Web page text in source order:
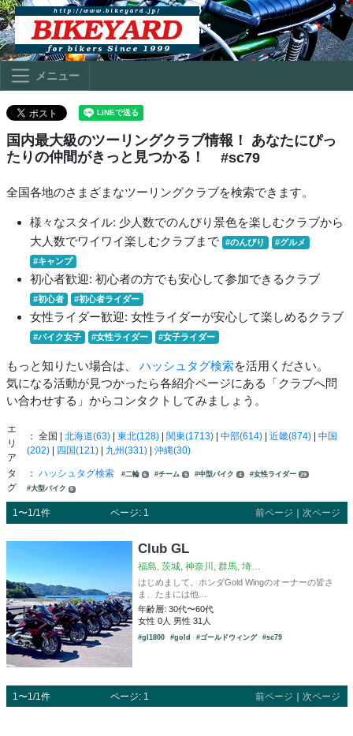
メニュー
国内最大級のツーリングクラブ情報！ あなたにぴっ
たりの仲間がきっと見つかる！
#sc79
全国各地のさまざまなツーリングクラブを検索できます。
様々なスタイル: 少人数でのんびり景色を楽しむクラブから
大人数でワイワイ楽しむクラブまで
#のんびり
#グルメ
#キャンプ
初心者歓迎: 初心者の方でも安心して参加できるクラブ
#初心者 #初心者ライダー
女性ライダー歓迎: 女性ライダーが安心して楽しめるクラブ
#バイク女子 #女性ライダー #女子ライダー
もっと知りたい場合は、 ハッシュタグ検索を活用ください。
気になる活動が見つかったら各紹介ページにある「クラブへ問
い合わせする」からコンタクトしてみましょう。
エ
リ
ア
： 全国 | 北海道(63)| 東北(128)| 関東(1713)| 中部(614)| 近畿(874)| 中国
(202)| 四国(121)| 九州(331)| 沖縄(30)
タ
グ
： ハッシュタグ検索 #二輪 6 #チーム 5 #中型バイク 4 #女性ライダー 29
#大型バイク 8
1〜1/1件 ページ: 1 前ページ 次ページ
Club GL
福島, 茨城, 神奈川, 群馬, 埼…
はじめまして。ホンダGold Wingのオーナーの皆さ
ま、たまには他…
年齢層: 30代〜60代
女性 0人 男性 31人
#gl1800 #gold #ゴールドウィング #sc79
1〜1/1件 ページ: 1 前ページ ｜ 次ページ